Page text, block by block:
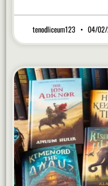
tenodliceum123 04/